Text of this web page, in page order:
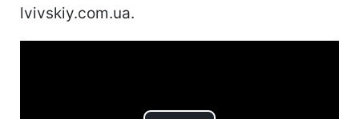
lvivskiy.com.ua.